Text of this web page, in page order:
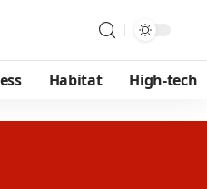
Habitat High-tech